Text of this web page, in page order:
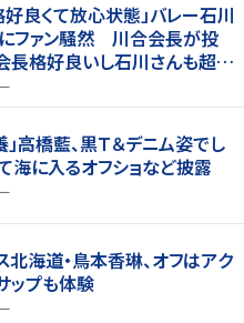
好良くて放心状態」バレー石川
ファン騒然 川合会長が投
長格好良いし石川さんも超格
」高橋藍、黒Ｔ＆デニム姿でし
海に入るオフショなど披露
北海道・鳥本香琳、オフはアク
ップも体験